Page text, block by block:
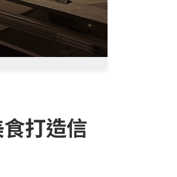
打造信